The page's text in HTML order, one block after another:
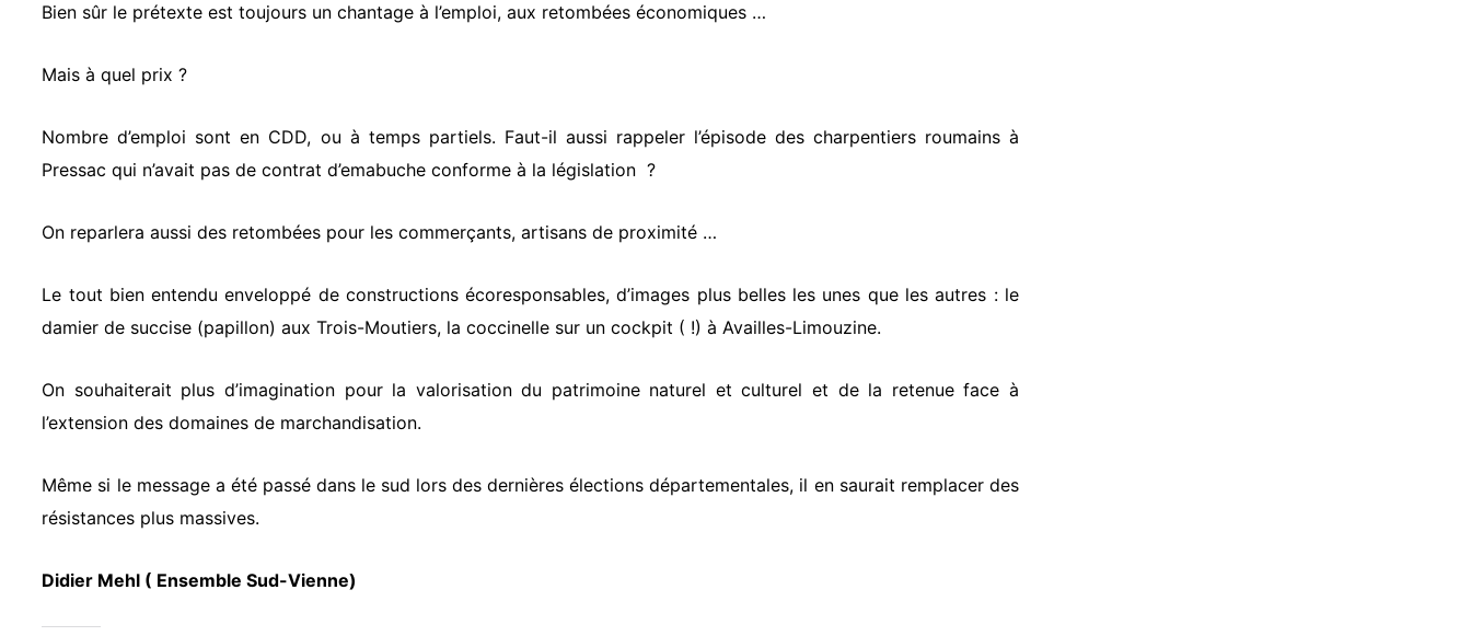
Bien sûr le prétexte est toujours un chantage à l’emploi, aux retombées économiques …
Mais à quel prix ?
Nombre d’emploi sont en CDD, ou à temps partiels. Faut-il aussi rappeler l’épisode des charpentiers roumains à
Pressac qui n’avait pas de contrat d’emabuche conforme à la législation ?
On reparlera aussi des retombées pour les commerçants, artisans de proximité …
Le tout bien entendu enveloppé de constructions écoresponsables, d’images plus belles les unes que les autres : le
damier de succise (papillon) aux Trois-Moutiers, la coccinelle sur un cockpit ( !) à Availles-Limouzine.
On souhaiterait plus d’imagination pour la valorisation du patrimoine naturel et culturel et de la retenue face à
l’extension des domaines de marchandisation.
Même si le message a été passé dans le sud lors des dernières élections départementales, il en saurait remplacer des
résistances plus massives.
Didier Mehl ( Ensemble Sud-Vienne)